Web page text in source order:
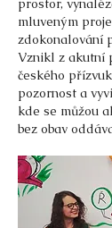
prostor,
mluveným
zdokonalování
Vznikl z akutní
českého
pozornost a
kde se můžou
bez obav